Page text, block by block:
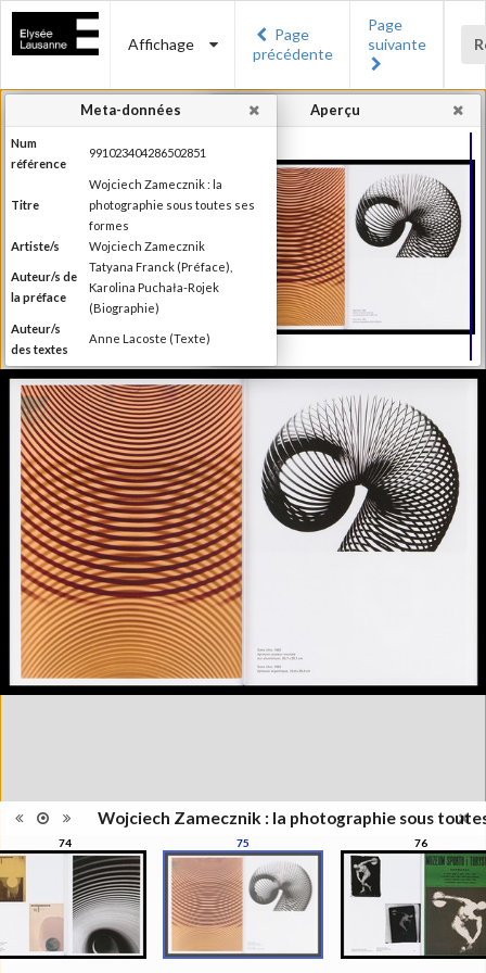
Affichage
Page
précédente
Page
suivante
Wojciech Zamecznik : la photographie sous
74 75 76
Aperçu
Meta-données
Num
référence
991023404286502851
Titre
Wojciech Zamecznik : la
photographie sous toutes ses
formes
Artiste/s
Wojciech Zamecznik
Auteur/s de
la préface
Tatyana Franck (Préface),
Karolina Puchała-Rojek
(Biographie)
Auteur/s
des textes
Anne Lacoste (Texte)
Editeur
Les éditions Noir sur Blanc
Lieu
d'édition
Lausanne
Date
d'édition
2016
Information
édition
Publié à l'occasion de
l'exposition : "Wojciech
Zamecznik, la photographie sous
toutes ses formes", Musée de
l'Elysée, Lausanne, 21
septembre - 31 décembre 2016
Catégorie
Revues, Journaux
Type de
reliure
Relié
Information
images
Couleur, Noir & Blanc
Nombre de